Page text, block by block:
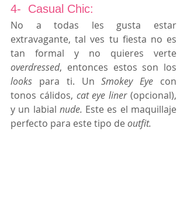
4-  Casual Chic:
No a todas les gusta estar
extravagante, tal ves tu fiesta no es
overdressed
looks para ti. Un Smokey Eye con
tonos cálidos, cat eye liner (opcional),
y un labial nude. Este es el maquillaje
perfecto para este tipo de outfit.